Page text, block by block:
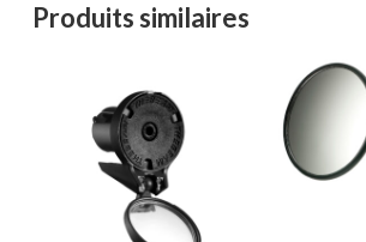
Produits similaires